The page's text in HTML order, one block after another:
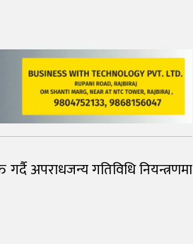
अपराधजन्य गतिविधि नियन्त्रणमा